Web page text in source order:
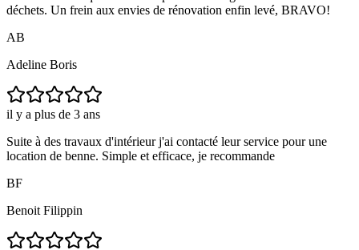
déchets. Un frein aux envies de rénovation enfin levé, BRAVO!
AB
Adeline Boris
il y a plus de 3 ans
Suite à des travaux d'intérieur j'ai contacté leur service pour une
location de benne. Simple et efficace, je recommande
BF
Benoit Filippin